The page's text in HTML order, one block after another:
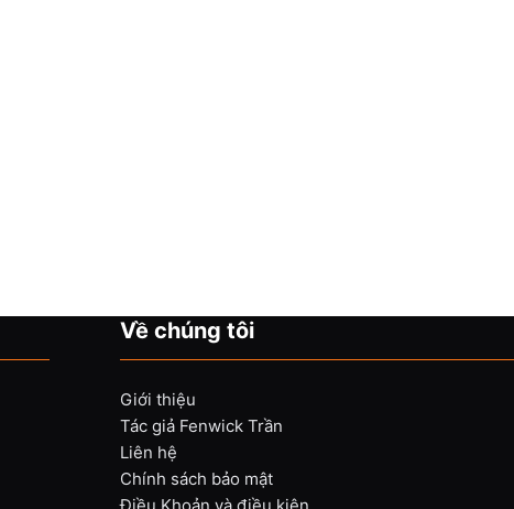
Về chúng tôi
Giới thiệu
Tác giả Fenwick Trần
Liên hệ
Chính sách bảo mật